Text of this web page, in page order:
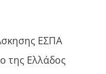
ΕΣΠΑ
της Ελλάδος